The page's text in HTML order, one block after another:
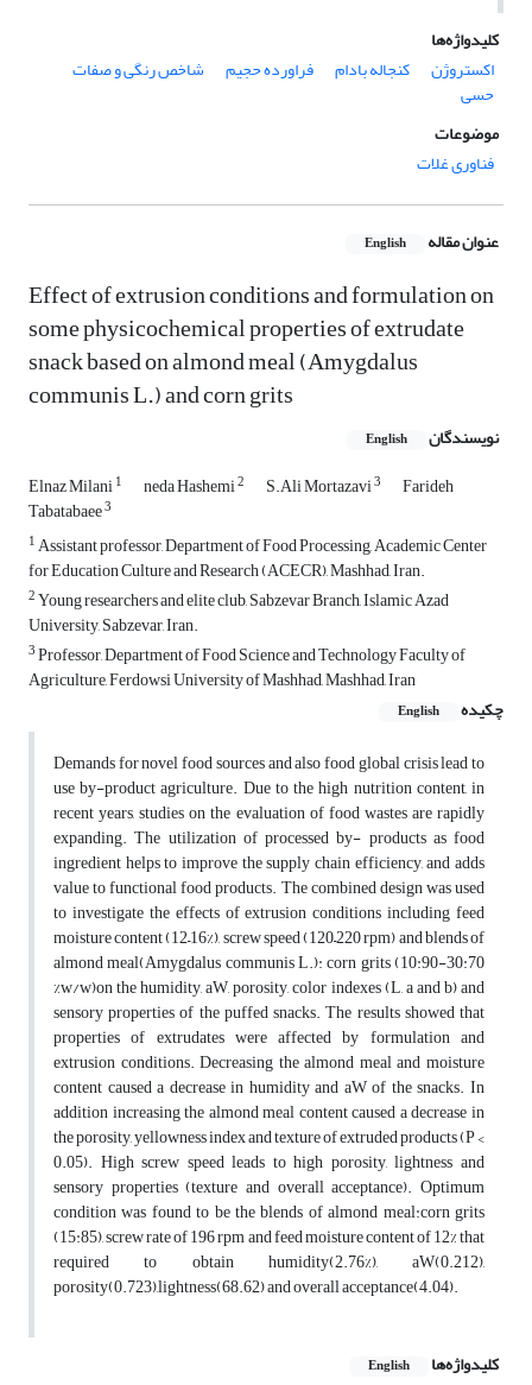
کلیدواژه‌ها
اکستروژن
کنجاله بادام فراورده حجیم شاخص رنگی و صفات
حسی
موضوعات
فناوری غلات
عنوان مقاله English
Effect of extrusion conditions and formulation on
some physicochemical properties of extrudate
snack based on almond meal (Amygdalus
communis L.) and corn grits
نویسندگان English
Elnaz Milani1 neda Hashemi2 S.Ali Mortazavi3 Farideh
Tabatabaee3
1Assistant professor, Department of Food Processing, Academic Center
for Education Culture and Research (ACECR), Mashhad, Iran.
2Young researchers and elite club, Sabzevar Branch, Islamic Azad
University, Sabzevar, Iran.
3Professor, Department of Food Science and Technology Faculty of
Agriculture, Ferdowsi University of Mashhad, Mashhad, Iran
چکیده
English
Demands for novel food sources and also food global crisis lead to
use by-product agriculture. Due to the high nutrition content, in
recent years, studies on the evaluation of food wastes are rapidly
expanding. The utilization of processed by- products as food
ingredient helps to improve the supply chain efficiency, and adds
value to functional food products. The combined design was used
to investigate the effects of extrusion conditions including feed
moisture content (12–16%), screw speed (120–220 rpm) and blends of
almond meal(Amygdalus communis L.): corn grits (10:90-30:70
%w/w)on the humidity, aW, porosity, color indexes (L, a and b) and
sensory properties of the puffed snacks. The results showed that
properties of extrudates were affected by formulation and
extrusion conditions. Decreasing the almond meal and moisture
content caused a decrease in humidity and aW of the snacks. In
addition increasing the almond meal content caused a decrease in
the porosity, yellowness index and texture of extruded products (P <
0.05). High screw speed leads to high porosity, lightness and
sensory properties (texture and overall acceptance). Optimum
condition was found to be the blends of almond meal:corn grits
(15:85), screw rate of 196 rpm and feed moisture content of 12% that
required to obtain humidity(2.76%), aW(0.212),
porosity(0.723),lightness(68.62) and overall acceptance(4.04).
کلیدواژه‌ها English